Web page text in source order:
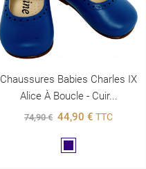
Chaussures Babies Charles IX
Alice À Boucle - Cuir...
74,90 € 44,90 € TTC